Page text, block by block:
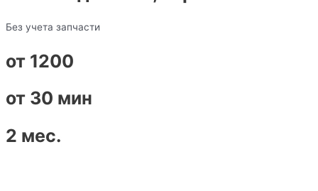
Без учета запчасти
от 1200
от 30 мин
2 мес.